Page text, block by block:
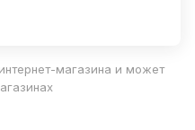
магазина и может